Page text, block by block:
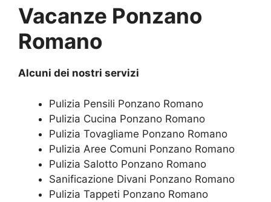
Vacanze Ponzano
Romano
Alcuni dei nostri servizi
Pulizia Pensili Ponzano Romano
Pulizia Cucina Ponzano Romano
Pulizia Tovagliame Ponzano Romano
Pulizia Aree Comuni Ponzano Romano
Pulizia Salotto Ponzano Romano
Sanificazione Divani Ponzano Romano
Pulizia Tappeti Ponzano Romano